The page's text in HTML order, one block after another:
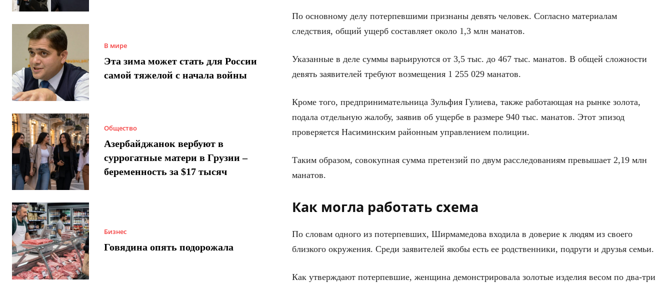
В мире
Эта зима может стать для России
самой тяжелой с начала войны
Общество
Азербайджанок вербуют в
суррогатные матери в Грузии –
беременность за $17 тысяч
Бизнес
Говядина опять подорожала
По основному делу потерпевшими признаны девять человек. Согласно материалам
следствия, общий ущерб составляет около 1,3 млн манатов.
Указанные в деле суммы варьируются от 3,5 тыс. до 467 тыс. манатов. В общей сложности
девять заявителей требуют возмещения 1 255 029 манатов.
Кроме того, предпринимательница Зульфия Гулиева, также работающая на рынке золота,
подала отдельную жалобу, заявив об ущербе в размере 940 тыс. манатов. Этот эпизод
проверяется Насиминским районным управлением полиции.
Таким образом, совокупная сумма претензий по двум расследованиям превышает 2,19 млн
манатов.
Как могла работать схема
По словам одного из потерпевших, Ширмамедова входила в доверие к людям из своего
близкого окружения. Среди заявителей якобы есть ее родственники, подруги и друзья семьи.
Как утверждают потерпевшие, женщина демонстрировала золотые изделия весом по два-три